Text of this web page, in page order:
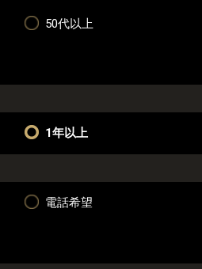
50代以上
1年以上
電話希望